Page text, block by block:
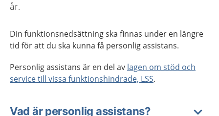
år.
Din funktionsnedsättning ska finnas under en längre
tid för att du ska kunna få personlig assistans.
Personlig assistans är en del av lagen om stöd och
service till vissa funktionshindrade, LSS.
Vad är personlig assistans?